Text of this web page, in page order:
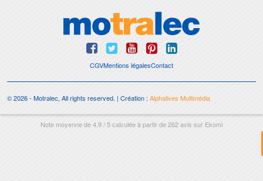
CGVMentions légalesContact
© 2026 - Motralec, All rights reserved. | Création : Alphalives Multimédia
Note moyenne de4.9/5calculée à partir de262avis sur Ekomi